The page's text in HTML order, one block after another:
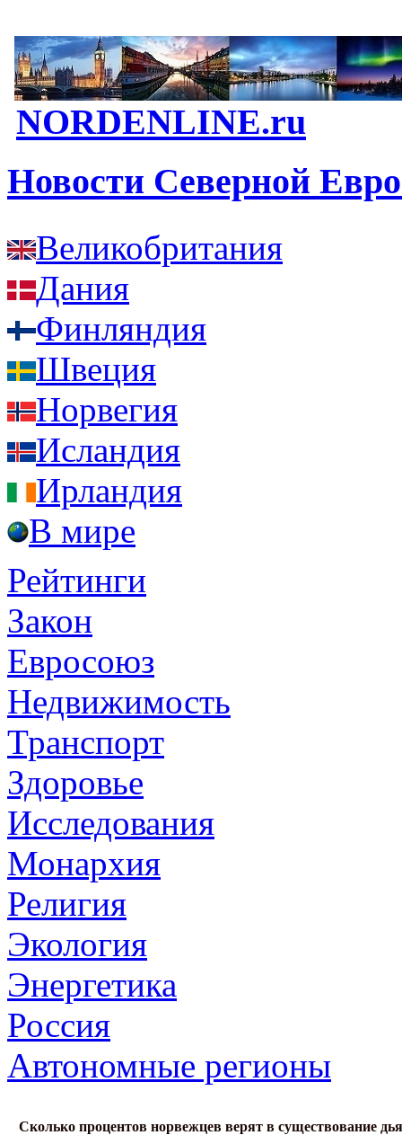
NORDENLINE.ru
Новости Северной
Великобритания
Дания
Финляндия
Швеция
Норвегия
Исландия
Ирландия
В мире
Рейтинги
Закон
Евросоюз
Недвижимость
Транспорт
Здоровье
Исследования
Монархия
Религия
Экология
Энергетика
Россия
Автономные регионы
Сколько процентов норвежцев верят в существование